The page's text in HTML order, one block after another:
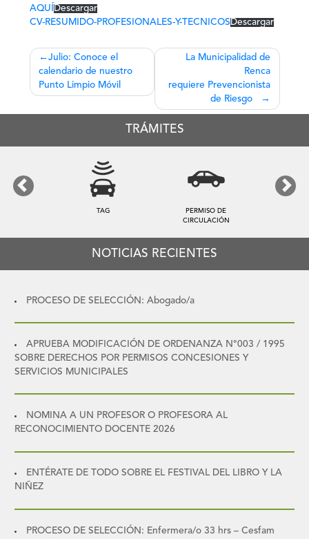
AQUÍ Descargar
CV-RESUMIDO-PROFESIONALES-Y-TECNICOS Descargar
Navegación
de
Julio: Conoce el
calendario de nuestro
Punto Limpio Móvil
La Municipalidad de
Renca
requiere Prevencionista
de Riesgo
TRÁMITES
PERMISO DE
Previous Next
NOTICIAS RECIENTES
PROCESO DE SELECCIÓN: Abogado/a
APRUEBA MODIFICACIÓN DE ORDENANZA N°003 / 1995
SOBRE DERECHOS POR PERMISOS CONCESIONES Y
SERVICIOS MUNICIPALES
NOMINA A UN PROFESOR O PROFESORA AL
RECONOCIMIENTO DOCENTE 2026
ENTÉRATE DE TODO SOBRE EL FESTIVAL DEL LIBRO Y LA
NIÑEZ
PROCESO DE SELECCIÓN: Enfermera/o 33 hrs – Cesfam